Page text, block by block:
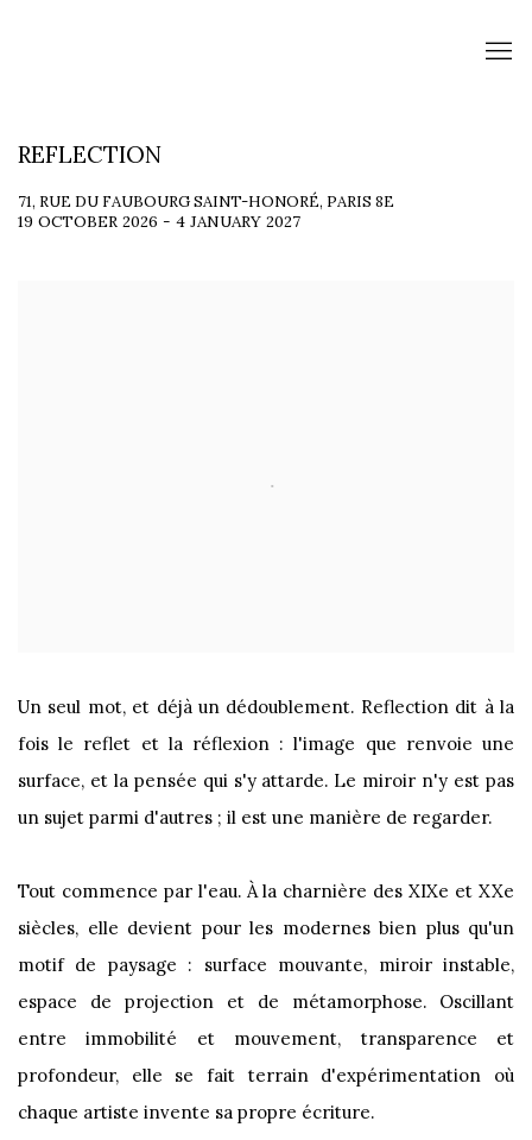
REFLECTION
71, RUE DU FAUBOURG SAINT-HONORÉ, PARIS 8E
19 OCTOBER 2026 - 4 JANUARY 2027
Un seul mot, et déjà un dédoublement. Reflection dit à la
fois le reflet et la réflexion : l'image que renvoie une
surface, et la pensée qui s'y attarde. Le miroir n'y est pas
un sujet parmi d'autres ; il est une manière de regarder.
Tout commence par l'eau. À la charnière des XIXe et XXe
siècles, elle devient pour les modernes bien plus qu'un
motif de paysage : surface mouvante, miroir instable,
espace de projection et de métamorphose. Oscillant
entre immobilité et mouvement, transparence et
profondeur, elle se fait terrain d'expérimentation où
chaque artiste invente sa propre écriture.